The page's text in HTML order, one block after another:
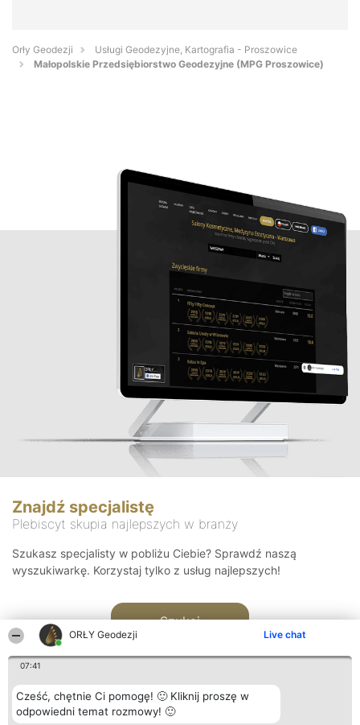
ORŁY Geodezji Live chat
07:41
Cześć, chętnie Ci pomogę! 🙂 Kliknij proszę w
odpowiedni temat rozmowy! 🙂
Orły Geodezji
Usługi Geodezyjne, Kartografia - Proszowice
Małopolskie Przedsiębiorstwo Geodezyjne (MPG Proszowice)
Znajdź specjalistę
Plebiscyt skupia najlepszych w branży
Szukasz specjalisty w pobliżu Ciebie? Sprawdź naszą
wyszukiwarkę. Korzystaj tylko z usług najlepszych!
Szukaj